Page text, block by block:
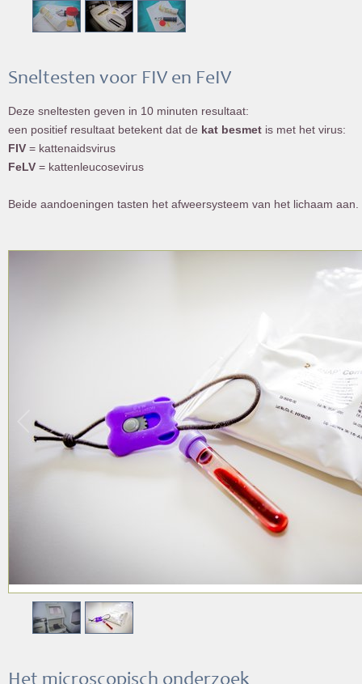
Sneltesten voor FIV en FeIV
Deze sneltesten geven in 10 minuten resultaat:
een positief resultaat betekent dat de kat besmet is met het virus:
FIV = kattenaidsvirus
FeLV = kattenleucosevirus
Beide aandoeningen tasten het afweersysteem van het lichaam aan.